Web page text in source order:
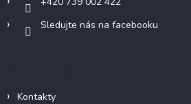
Sledujte nás na facebooku
Kontakty